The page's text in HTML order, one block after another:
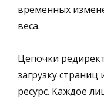
временных
веса.
Цепочки
загрузку
ресурс. Каждое